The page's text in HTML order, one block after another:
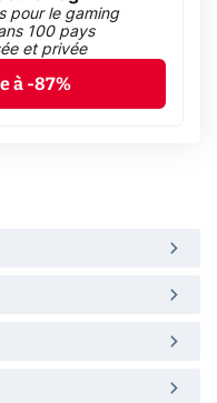
pour le gaming
100 pays
et privée
à -87%